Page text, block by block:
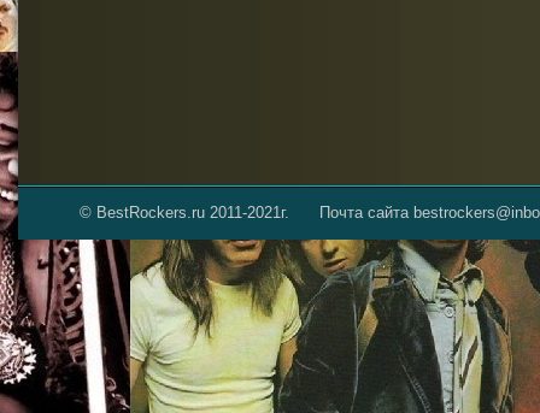
© BestRockers.ru 2011-2021г. Почта сайта